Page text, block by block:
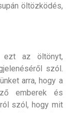
öltözködés,
ezt az öltönyt,
szól.
arra, hogy a
emberek és
szól, hogy mit